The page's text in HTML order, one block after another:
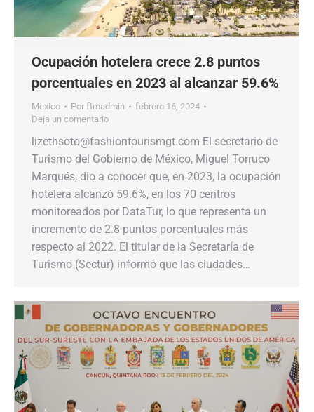
Ocupación hotelera crece 2.8 puntos
porcentuales en 2023 al alcanzar 59.6%
Mexico Por ftmadmin
febrero 16, 2024
Deja un comentario
lizethsoto@fashiontourismgt.com El secretario de
Turismo del Gobierno de México, Miguel Torruco
Marqués, dio a conocer que, en 2023, la ocupación
hotelera alcanzó 59.6%, en los 70 centros
monitoreados por DataTur, lo que representa un
incremento de 2.8 puntos porcentuales más
respecto al 2022. El titular de la Secretaría de
Turismo (Sectur) informó que las ciudades…